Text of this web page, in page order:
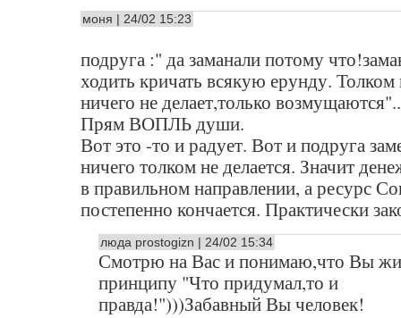
моня | 24/02 15:23
подруга :" да заманали потому
ходить кричать всякую ерунду. Толком
ничего не делает,только
Прям ВОПЛЬ души.
Вот это -то и радует. Вот и подруга
ничего толком не делается. Значит
в правильном направлении, а ресурс
постепенно кончается. Практически
люда prostogizn | 24/02 15:34
Смотрю на Вас и понимаю,что Вы
принципу "Что придумал,то и
правда!")))Забавный Вы человек!